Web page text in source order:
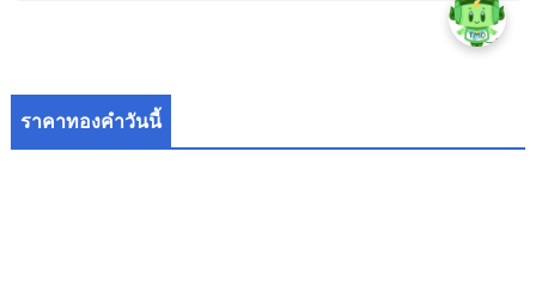
ราคาทองคำวันนี้